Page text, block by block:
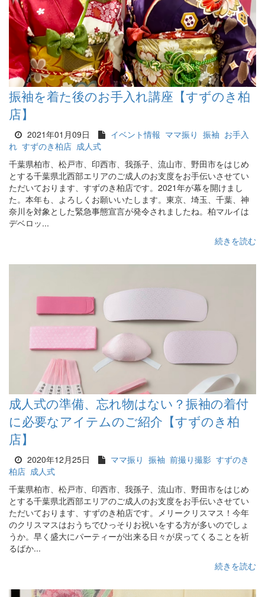
振袖を着た後のお手入れ講座【すずのき柏
店】
2021年01月09日 イベント情報 ママ振り 振袖 お手入
れ すずのき柏店 成人式
千葉県柏市、松戸市、印西市、我孫子、流山市、野田市をはじめ
とする千葉県北西部エリアのご成人のお支度をお手伝いさせてい
ただいております、すずのき柏店です。2021年が幕を開けまし
た。本年も、よろしくお願いいたします。東京、埼玉、千葉、神
奈川を対象とした緊急事態宣言が発令されましたね。柏マルイは
デベロッ...
続きを読む
成人式の準備、忘れ物はない？振袖の着付
に必要なアイテムのご紹介【すずのき柏
店】
2020年12月25日 ママ振り 振袖 前撮り撮影 すずのき
柏店 成人式
千葉県柏市、松戸市、印西市、我孫子、流山市、野田市をはじめ
とする千葉県北西部エリアのご成人のお支度をお手伝いさせてい
ただいております、すずのき柏店です。メリークリスマス！今年
のクリスマスはおうちでひっそりお祝いをする方が多いのでしょ
うか。早く盛大にパーティーが出来る日々が戻ってくることを祈
るばか...
続きを読む